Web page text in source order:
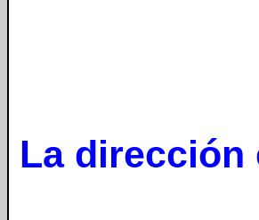
La dirección